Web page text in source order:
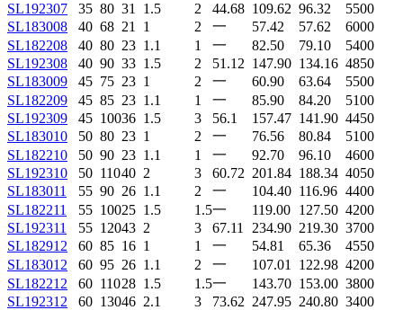
SL192307
35 80 31 1.5 2 44.68 109.62 96.32
5500
SL183008
40 68 21 1 2 一 57.42 57.62
6000
SL182208
40 80 23 1.1 1 一 82.50 79.10
5400
SL192308
40 90 33 1.5 2 51.12 147.90 134.16 4850
SL183009
45 75 23 1 2 一 60.90 63.64
5500
SL182209
45 85 23 1.1 1 一 85.90 84.20
5100
SL192309
45 10036 1.5 3 56.1 157.47 141.90 4450
SL183010
50 80 23 1 2 一 76.56 80.84
5100
SL182210
50 90 23 1.1 1 一 92.70 96.10
4600
SL192310
50 11040 2 3 60.72 201.84 188.34 4050
SL183011
55 90 26 1.1 2 一 104.40 116.96 4400
SL182211
55 10025 1.5 1.5一 119.00 127.50 4200
SL192311
55 12043 2 3 67.11 234.90 219.30 3700
SL182912
60 85 16 1 1 一 54.81 65.36
4550
SL183012
60 95 26 1.1 2 一 107.01 122.98 4200
SL182212
60 11028 1.5 1.5一 143.70 153.00 3800
SL192312
60 13046 2.1 3 73.62 247.95 240.80 3400